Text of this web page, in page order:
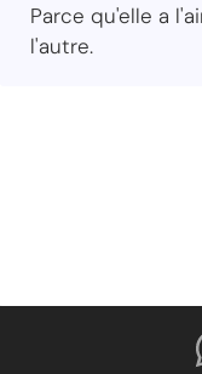
Parce qu'elle a
l'autre.